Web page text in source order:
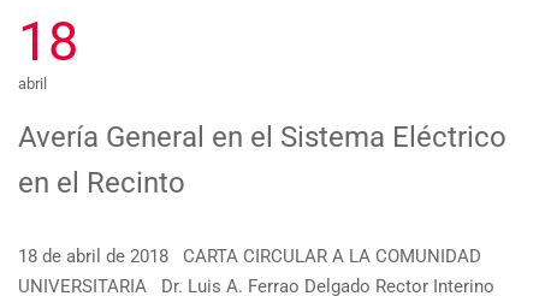
18
abril
Avería General en el Sistema Eléctrico
en el Recinto
18 de abril de 2018 CARTA CIRCULAR A LA COMUNIDAD
UNIVERSITARIA Dr. Luis A. Ferrao Delgado Rector Interino